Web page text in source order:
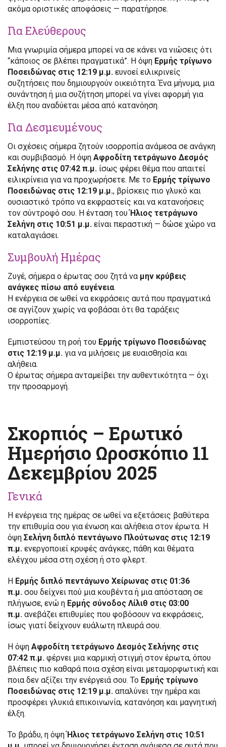
ακόμα οριστικές αποφάσεις — παρατήρησε.
Για Ελεύθερους
Μια γνωριμία σήμερα μπορεί να σε κάνει να νιώσεις ότι
“κάποιος σε βλέπει πραγματικά”. Η όψη Ερμής τρίγωνο
Ποσειδώνας στις 12:19 μ.μ. ευνοεί ειλικρινείς
συζητήσεις που δημιουργούν οικειότητα. Ένα μήνυμα, μια
συνάντηση ή μια συζήτηση μπορεί να γίνει αφορμή για
έλξη που αναδύεται μέσα από κατανόηση.
Για Δεσμευμένους
Οι σχέσεις σήμερα ζητούν ισορροπία ανάμεσα σε ανάγκη
και συμβιβασμό. Η όψη Αφροδίτη τετράγωνο Δεσμός
Σελήνης στις 07:42 π.μ. ίσως φέρει θέμα που απαιτεί
ειλικρίνεια για να προχωρήσετε. Με το Ερμής τρίγωνο
Ποσειδώνας στις 12:19 μ.μ., βρίσκεις πιο γλυκό και
ουσιαστικό τρόπο να εκφραστείς και να κατανοήσεις
τον σύντροφό σου. Η ένταση τουΉλιος τετράγωνο
Σελήνη στις 10:51 μ.μ. είναι περαστική — δώσε χώρο να
καταλαγιάσει.
Συμβουλή Ημέρας
Ζυγέ, σήμερα ο έρωτας σου ζητά να μην κρύβεις
ανάγκες πίσω από ευγένεια.
Η ενέργεια σε ωθεί να εκφράσεις αυτά που πραγματικά
σε αγγίζουν χωρίς να φοβάσαι ότι θα ταράξεις
ισορροπίες.
Εμπιστεύσου τη ροή του Ερμής τρίγωνο Ποσειδώνας
στις 12:19 μ.μ. για να μιλήσεις με ευαισθησία και
αλήθεια.
Ο έρωτας σήμερα ανταμείβει την αυθεντικότητα — όχι
την προσαρμογή.
Σκορπιός – Ερωτικό
Ημερήσιο Ωροσκόπιο 11
Δεκεμβρίου 2025
Γενικά
Η ενέργεια της ημέρας σε ωθεί να εξετάσεις βαθύτερα
την επιθυμία σου για ένωση και αλήθεια στον έρωτα. Η
όψη Σελήνη διπλό πεντάγωνο Πλούτωνας στις 12:19
π.μ. ενεργοποιεί κρυφές ανάγκες, πάθη και θέματα
ελέγχου μέσα στη σχέση ή στο φλερτ.
Η Ερμής διπλό πεντάγωνο Χείρωνας στις 01:36
π.μ. σου δείχνει πού μια κουβέντα ή μια απόσταση σε
πλήγωσε, ενώ η Ερμής σύνοδος Λίλιθ στις 03:00
π.μ. ανεβάζει επιθυμίες που φοβόσουν να εκφράσεις,
ίσως γιατί δείχνουν ευάλωτη πλευρά σου.
Η όψη Αφροδίτη τετράγωνο Δεσμός Σελήνης στις
07:42 π.μ. φέρνει μια καρμική στιγμή στον έρωτα, όπου
βλέπεις πιο καθαρά ποια σχέση είναι μεταμορφωτική και
ποια δεν αξίζει την ενέργειά σου. Το Ερμής τρίγωνο
Ποσειδώνας στις 12:19 μ.μ. απαλύνει την ημέρα και
προσφέρει γλυκιά επικοινωνία, κατανόηση και μαγνητική
έλξη.
Το βράδυ, η όψηΉλιος τετράγωνο Σελήνη στις 10:51